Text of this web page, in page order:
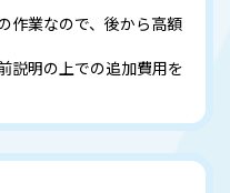
作業なので、後から高額
説明の上での追加費用を